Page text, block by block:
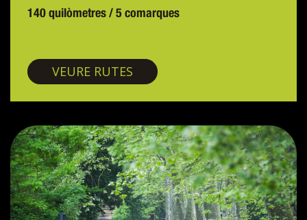
140 quilòmetres / 5 comarques
VEURE RUTES Vies verdes